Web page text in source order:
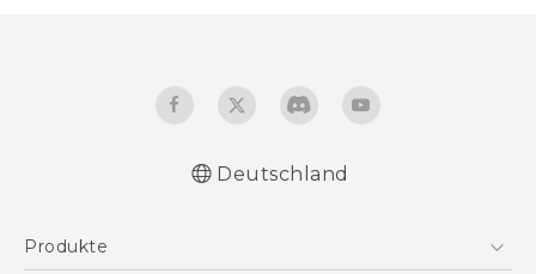
Deutschland
Produkte